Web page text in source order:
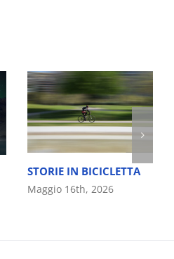
STORIE IN BICICLETTA
Maggio 16th, 2026